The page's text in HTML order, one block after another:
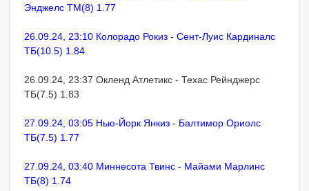
Энджелс ТМ(8) 1.77
26.09.24, 23:10 Колорадо Рокиз - Сент-Луис Кардиналс
ТБ(10.5) 1.84
26.09.24, 23:37 Окленд Атлетикс - Техас Рейнджерс
ТБ(7.5) 1.83
27.09.24, 03:05 Нью-Йорк Янкиз - Балтимор Ориолс
ТБ(7.5) 1.77
27.09.24, 03:40 Миннесота Твинс - Майами Марлинс
ТБ(8) 1.74